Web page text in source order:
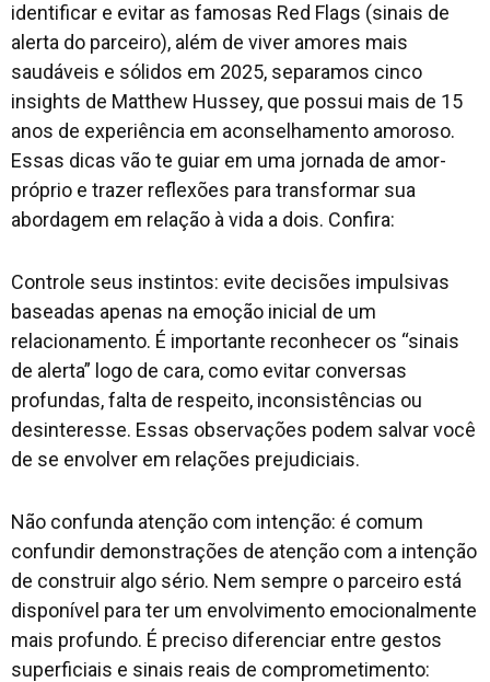
identificar e evitar as famosas Red Flags (sinais de
alerta do parceiro), além de viver amores mais
saudáveis e sólidos em 2025, separamos cinco
insights de Matthew Hussey, que possui mais de 15
anos de experiência em aconselhamento amoroso.
Essas dicas vão te guiar em uma jornada de amor-
próprio e trazer reflexões para transformar sua
abordagem em relação à vida a dois. Confira:
Controle seus instintos: evite decisões impulsivas
baseadas apenas na emoção inicial de um
relacionamento. É importante reconhecer os “sinais
de alerta” logo de cara, como evitar conversas
profundas, falta de respeito, inconsistências ou
desinteresse. Essas observações podem salvar você
de se envolver em relações prejudiciais.
Não confunda atenção com intenção: é comum
confundir demonstrações de atenção com a intenção
de construir algo sério. Nem sempre o parceiro está
disponível para ter um envolvimento emocionalmente
mais profundo. É preciso diferenciar entre gestos
superficiais e sinais reais de comprometimento: